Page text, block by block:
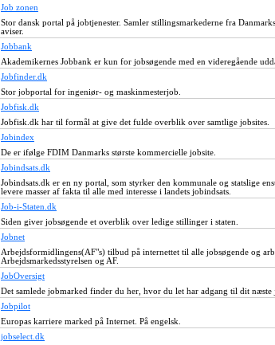
Job zonen
Stor dansk portal på jobtjenester. Samler stillingsmarkederne fra
aviser.
Jobbank
Akademikernes Jobbank er kun for jobsøgende med en videregående
Jobfinder.dk
Stor jobportal for ingeniør- og maskinmesterjob.
Jobfisk.dk
Jobfisk.dk har til formål at give det fulde overblik over samtlige jobsites.
Jobindex
De er ifølge FDIM Danmarks største kommercielle jobsite.
Jobindsats.dk
Jobindsats.dk er en ny portal, som styrker den kommunale og statslige
levere masser af fakta til alle med interesse i landets jobindsats.
Job-i-Staten.dk
Siden giver jobsøgende et overblik over ledige stillinger i staten.
Jobnet
Arbejdsformidlingens(AF"s) tilbud på internettet til alle jobsøgende og
Arbejdsmarkedsstyrelsen og AF.
JobOversigt
Det samlede jobmarked finder du her, hvor du let har adgang til dit næste
Jobpilot
Europas karriere marked på Internet. På engelsk.
jobselect.dk